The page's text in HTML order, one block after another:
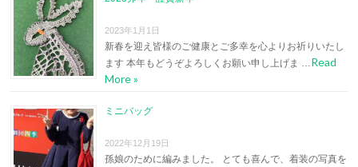
2023年1月1日
新春を迎え皆様のご健康とご多幸を心よりお祈りいたし
ます 本年もどうぞよろしくお願い申し上げま …Read
More »
ミニバッグ
2022年12月19日
孫娘のために編みました。 とても喜んで、着装の写真を